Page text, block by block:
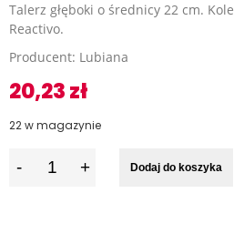
Talerz głęboki o średnicy 22 cm.
Reactivo.
Producent: Lubiana
20,23zł
22 w magazynie
Dodaj do koszyka